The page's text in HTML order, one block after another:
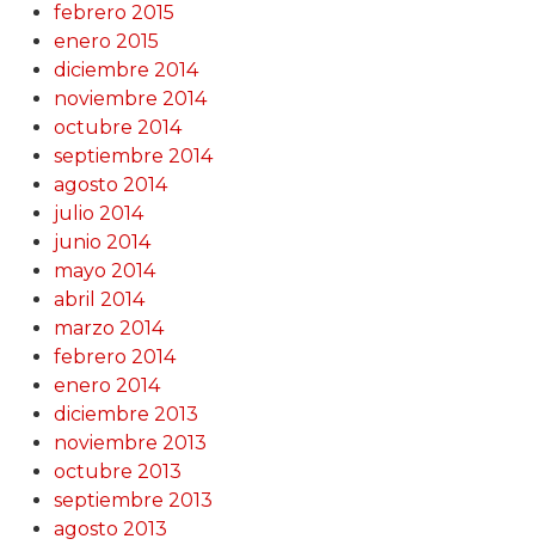
febrero 2015
enero 2015
diciembre 2014
noviembre 2014
octubre 2014
septiembre 2014
agosto 2014
julio 2014
junio 2014
mayo 2014
abril 2014
marzo 2014
febrero 2014
enero 2014
diciembre 2013
noviembre 2013
octubre 2013
septiembre 2013
agosto 2013